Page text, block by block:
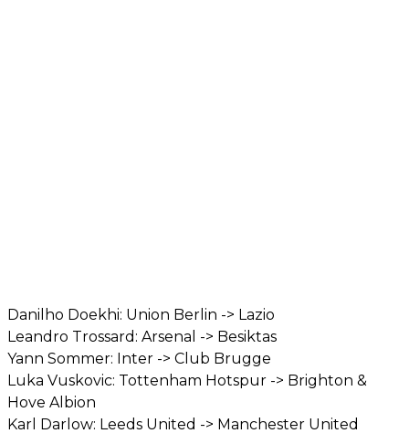
Danilho Doekhi: Union Berlin -> Lazio
Leandro Trossard: Arsenal -> Besiktas
Yann Sommer: Inter -> Club Brugge
Luka Vuskovic: Tottenham Hotspur -> Brighton &
Hove Albion
Karl Darlow: Leeds United -> Manchester United